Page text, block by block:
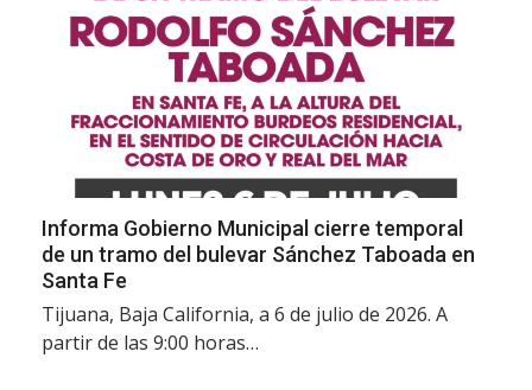
Informa Gobierno Municipal cierre temporal
de un tramo del bulevar Sánchez Taboada en
Santa Fe
Tijuana, Baja California, a 6 de julio de 2026. A
partir de las 9:00 horas…